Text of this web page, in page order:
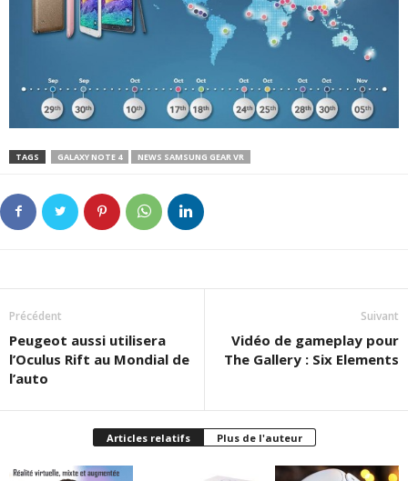
TAGS GALAXY NOTE 4 NEWS SAMSUNG GEAR VR
Précédent
Peugeot aussi utilisera
l’Oculus Rift au Mondial de
l’auto
Suivant
Vidéo de gameplay pour
The Gallery : Six Elements
Articles relatifs Plus de l'auteur